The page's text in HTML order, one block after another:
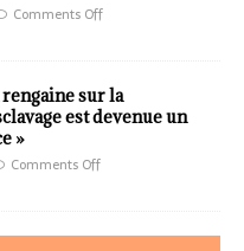
Comments Off
sur la
est devenue un
»
Comments Off